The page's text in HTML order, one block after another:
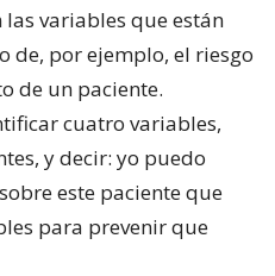
variables que están
de, por ejemplo, el riesgo
de un paciente.
cuatro variables,
y decir: yo puedo
este paciente que
para prevenir que